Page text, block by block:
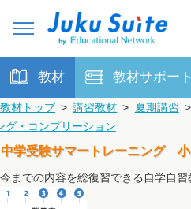
教材 教材サポート
教材トップ > 講習教材 > 夏期講習 >
グ・コンプリーション
中学受験サマートレーニング
今までの内容を総復習できる自学自習